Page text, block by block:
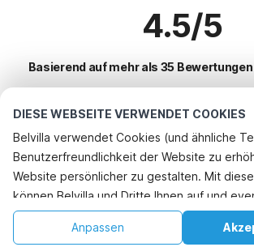
DIESE WEBSEITE VERWENDET COOKIES
Belvilla verwendet Cookies (und ähnliche
Benutzerfreundlichkeit der Website zu
Website persönlicher zu gestalten. Mit
können Belvilla und Dritte Ihnen auf und
außerhalb unserer Website folgen, um
Interessen anzupassen und das Teilen von
Anpassen
4.5/5
Basierend auf mehr als 35
Beliebteste Reiseziele für
Top-Städte mit Top-Annehmlichkeiten für
Kinderfreundliche Ferienunterkünfte bleckhausen
Urlaub mit Hund - Haustierfreundliche
Kinderfreundliche Ferienunterkünfte turquestein-
Beliebte Ausstattungen für Urlaub in
Ferienhaus mit Garten
Beliebte Städte für den Urlaub in Moselle
Startseite Wunschliste Buchungen